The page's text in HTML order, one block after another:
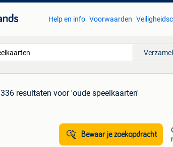
Help en info Voorwaarden
336 resultaten voor 'oude speelkaarten'
Bewaar je zoekopdracht